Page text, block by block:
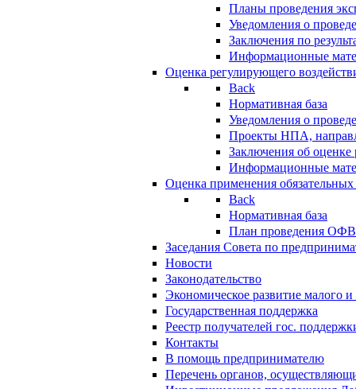
Планы проведения
Уведомления о
Заключения по
Информационные
Оценка регулирующего
Back
Нормативная база
Уведомления о
Проекты НПА,
Заключения об
Информационные
Оценка применения
Back
Нормативная база
План проведения
Заседания Совета по
Новости
Законодательство
Экономическое развитие малого и
Государственная поддержка
Реестр получателей гос.
Контакты
В помощь предпринимателю
Перечень органов,